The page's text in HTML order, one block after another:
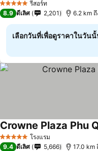
5 ดาว รีสอร์ท
8.9 ดีเลิศ 2,201 6.2 km ถึ
เลือกวันที่เพื่อดูราคาในวัน
5 ดาว โรงแรม
Crowne Plaza Phu
9.4 ดีเลิศ 5,666 17.0 km